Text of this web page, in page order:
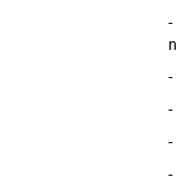
-
-
-
-
-